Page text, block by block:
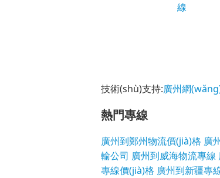
線
技術(shù)支持:廣州網
熱門專線
廣州到鄭州物流價(jià)格 廣
輸公司 廣州到威海物流專線
專線價(jià)格 廣州到新疆專